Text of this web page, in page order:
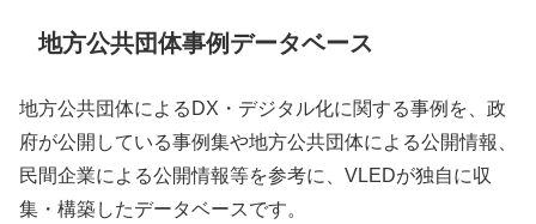
地方公共団体事例データベース
地方公共団体によるDX・デジタル化に関する事例を、政
府が公開している事例集や地方公共団体による公開情報、
民間企業による公開情報等を参考に、VLEDが独自に収
集・構築したデータベースです。